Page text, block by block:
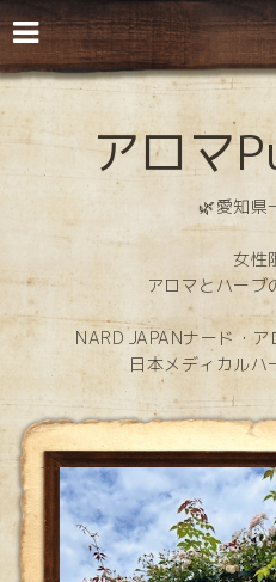
アロマ
🌿愛知県
女性
アロマとハーブ
NARD JAPANナード・
日本メディカルハ